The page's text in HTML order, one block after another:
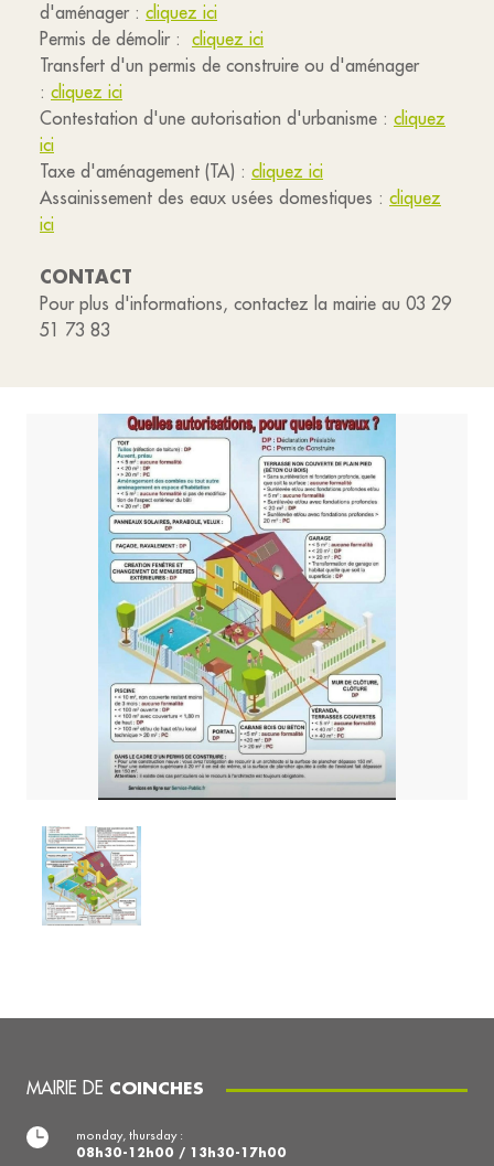
d'aménager : cliquez ici
Permis de démolir : cliquez ici
Transfert d'un permis de construire ou d'aménager
: cliquez ici
Contestation d'une autorisation d'urbanisme : cliquez
ici
Taxe d'aménagement (TA) : cliquez ici
Assainissement des eaux usées domestiques : cliquez
ici
CONTACT
Pour plus d'informations, contactez la mairie au 03 29
51 73 83
MAIRIE DE COINCHES
monday, thursday :
08h30-12h00 / 13h30-17h00